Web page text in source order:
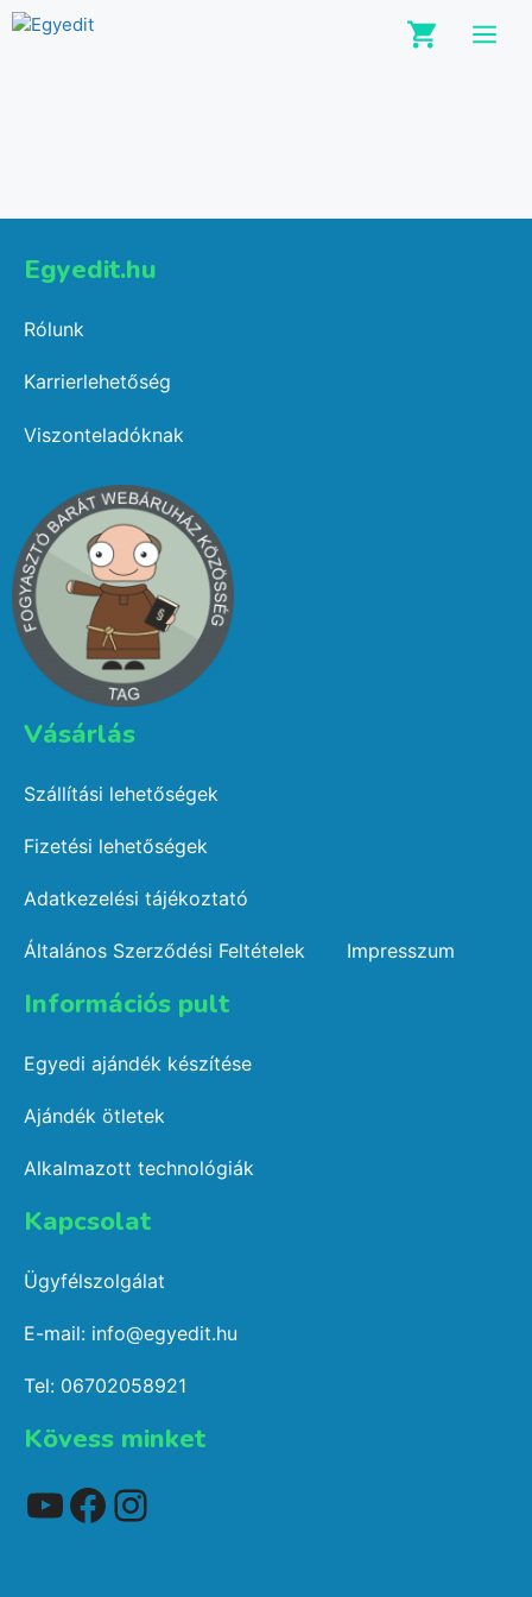
Kilépés
Egyedit.hu
Rólunk
Karrierlehetőség
Viszonteladóknak
Vásárlás​
Szállítási lehetőségek
Fizetési lehetőségek
Adatkezelési tájékoztató
Általános Szerződési Feltételek Impresszum
Információs pult​
Egyedi ajándék készítése
Ajándék ötletek
Alkalmazott technológiák
Kapcsolat​
Ügyfélszolgálat
E-mail: info@egyedit.hu
Tel: 06702058921
Kövess minket
YouTube
Facebook
Instagram